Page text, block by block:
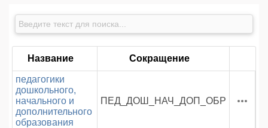
Название Сокращение
педагогики
дошкольного,
начального и
дополнительного
образования
ПЕД_ДОШ_НАЧ_ДОП_ОБР